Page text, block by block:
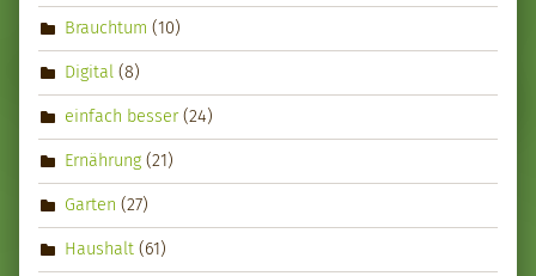
Brauchtum (10)
Digital (8)
einfach besser(24)
Ernährung (21)
Garten (27)
Haushalt (61)